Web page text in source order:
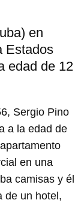
en
Estados
edad de 12
Sergio Pino
a la edad de
en una
camisas y él
de un hotel,